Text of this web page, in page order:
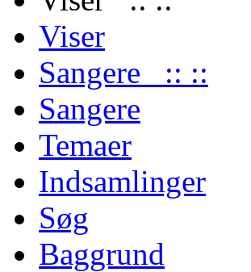
Viser
Sangere :: ::
Sangere
Temaer
Indsamlinger
Søg
Baggrund